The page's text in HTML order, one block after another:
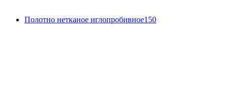
Полотно нетканое иглопробивное150